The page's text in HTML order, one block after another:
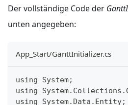
Der vollständige Code der
unten angegeben:
App_Start/GanttInitializer.cs
using System;
using System. Collections .
using System. Data . Entity;